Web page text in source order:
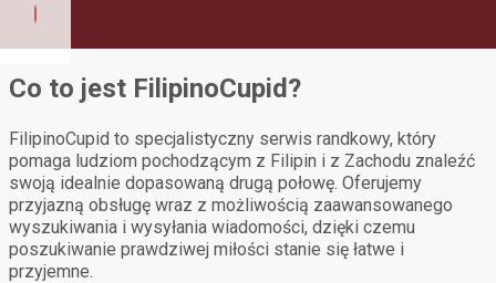
Co to jest FilipinoCupid?
FilipinoCupid to specjalistyczny serwis randkowy, który
pomaga ludziom pochodzącym z Filipin i z Zachodu znaleźć
swoją idealnie dopasowaną drugą połowę. Oferujemy
przyjazną obsługę wraz z możliwością zaawansowanego
wyszukiwania i wysyłania wiadomości, dzięki czemu
poszukiwanie prawdziwej miłości stanie się łatwe i
przyjemne.